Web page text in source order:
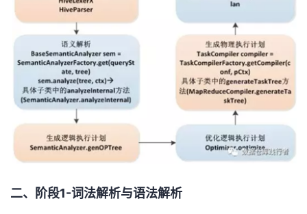
二、阶段1-词法解析与语法解析